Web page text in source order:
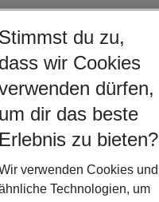
Stimmst du zu,
dass wir Cookies
dürfen,
um dir das beste
Erlebnis zu bieten?
verwenden Cookies und
Technologien, um